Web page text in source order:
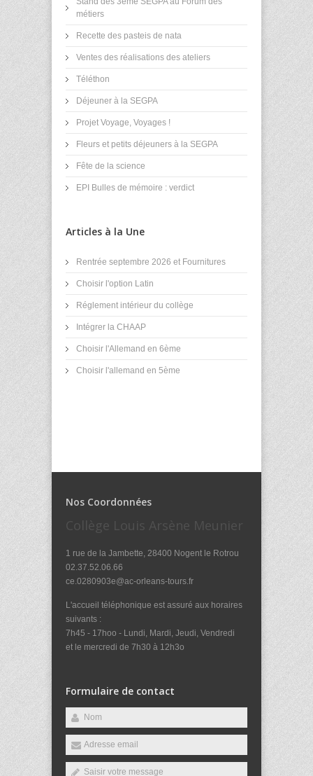
métiers
Recette des pasteis de nata
Ventes des réalisations des ateliers
Téléthon
Déjeuner à la SEGPA
Projet Voyage, Voyages !
Fleurs et petits déjeuners à la SEGPA
Fête de la science
EPI Bulles de mémoire : verdict
Articles à la Une
Rentrée septembre 2026 et Fournitures
Choisir l'option Latin
Réglement intérieur du collège
Intégrer la CHAAP
Choisir l'Allemand en 6ème
Choisir l'allemand en 5ème
Nos Coordonnées
Collège Louis Arsène Meunier
1 rue de la Jambette, 28400 Nogent le Rotrou
02.37.52.06.66
ce.0280903e@ac-orleans-tours.fr
L'accueil téléphonique est assuré aux horaires
suivants :
7h45 - 17hoo - Lundi, Mardi, Jeudi, Vendredi
et le mercredi de 7h30 à 12h3o
Formulaire de contact